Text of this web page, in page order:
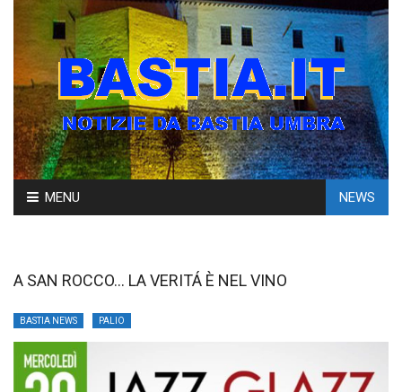
Skip
to
MENU NEWS
A SAN ROCCO… LA VERITÁ È NEL VINO
BASTIA NEWS PALIO